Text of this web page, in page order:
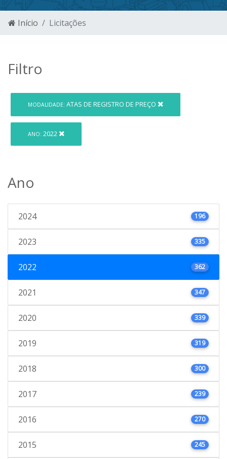
Início Licitações
Filtro
MODALIDADE: ATAS DE REGISTRO DE PREÇO
ANO: 2022
Ano
2024 196
2023 335
2022 362
2021 347
2020 339
2019 319
2018 300
2017 239
2016 270
2015 245